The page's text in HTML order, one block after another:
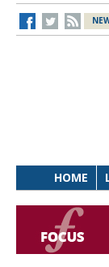
HOME